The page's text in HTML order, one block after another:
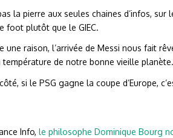
la pierre aux seules chaines d’infos,
foot plutôt que le GIEC.
une raison, l’arrivée de Messi nous fait
température de notre bonne vieille planète.
si le PSG gagne la coupe d’Europe,
Info, le philosophe Dominique Bourg